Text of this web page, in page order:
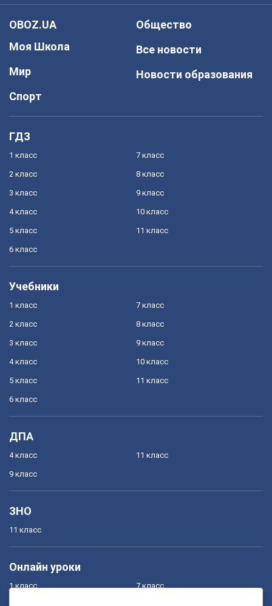
OBOZ.UA
Моя Школа
Мир
Спорт
Общество
Все новости
Новости образования
ГДЗ
1 класс
2 класс
3 класс
4 класс
5 класс
6 класс
7 класс
8 класс
9 класс
10 класс
11 класс
Учебники
1 класс
2 класс
3 класс
4 класс
5 класс
6 класс
7 класс
8 класс
9 класс
10 класс
11 класс
ДПА
4 класс
9 класс
11 класс
ЗНО
11 класс
Онлайн уроки
1 класс 7 класс